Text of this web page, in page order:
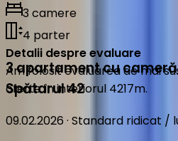
3 camere
4 parter
Detalii despre evaluare
Am folosit evaluarea de mai
oferte în interiorul 4217m.
3 apartament cu cameră
Spătarul 42
09.02.2026 · Standard ridicat /